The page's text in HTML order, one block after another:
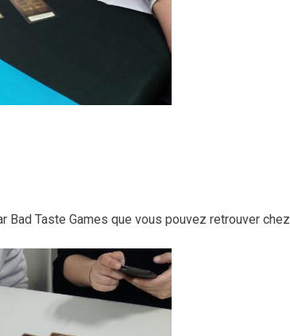
Bad Taste Games que vous pouvez retrouver chez